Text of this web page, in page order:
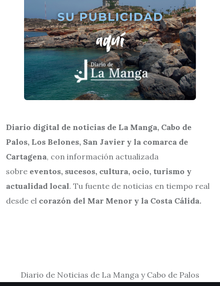
Diario digital de noticias de La Manga, Cabo de
Palos, Los Belones, San Javier y la comarca de
Cartagena, con información actualizada
sobre eventos, sucesos, cultura, ocio, turismo y
actualidad local. Tu fuente de noticias en tiempo real
desde el corazón del Mar Menor y la Costa Cálida.
Diario de Noticias de La Manga y Cabo de Palos